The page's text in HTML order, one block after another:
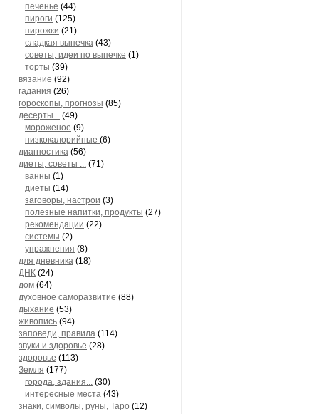
печенье (44)
пироги (125)
пирожки (21)
сладкая выпечка (43)
советы, идеи по выпечке (1)
торты (39)
вязание (92)
гадания (26)
гороскопы, прогнозы (85)
десерты... (49)
мороженое (9)
низкокалорийные (6)
диагностика (56)
диеты, советы ... (71)
ванны (1)
диеты (14)
заговоры, настрои (3)
полезные напитки, продукты (27)
рекомендации (22)
системы (2)
упражнения (8)
для дневника (18)
ДНК (24)
дом (64)
духовное саморазвитие (88)
дыхание (53)
живопись (94)
заповеди, правила (114)
звуки и здоровье (28)
здоровье (113)
Земля (177)
города, здания... (30)
интересные места (43)
знаки, символы, руны, Таро (12)